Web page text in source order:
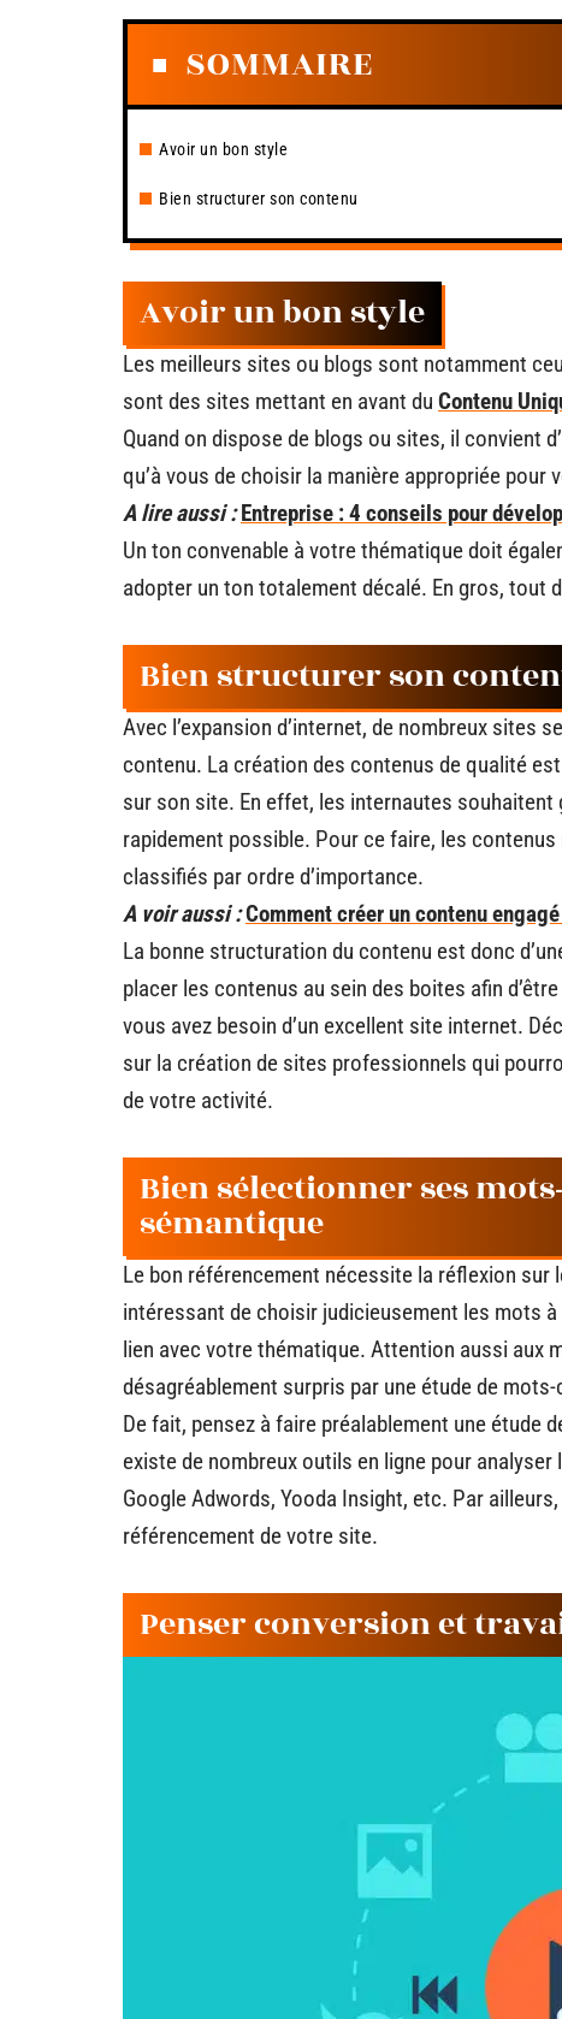
SOMMAIRE
Avoir un bon style
Bien structurer son contenu
Avoir un bon style
Les meilleurs sites ou blogs sont notamment
sont des sites mettant en avant du Contenu
Quand on dispose de blogs ou sites, il convient
qu’à vous de choisir la manière appropriée
A lire aussi : Entreprise : 4 conseils pour
Un ton convenable à votre thématique doit
adopter un ton totalement décalé. En gros, tout
Bien structurer son
Avec l’expansion d’internet, de nombreux sites
contenu. La création des contenus de qualité
sur son site. En effet, les internautes
rapidement possible. Pour ce faire, les
classifiés par ordre d’importance.
A voir aussi :Comment créer un contenu
La bonne structuration du contenu est donc
placer les contenus au sein des boites afin
vous avez besoin d’un excellent site internet.
sur la création de sites professionnels qui
de votre activité.
Bien sélectionner ses
sémantique
Le bon référencement nécessite la réflexion
intéressant de choisir judicieusement les mots
lien avec votre thématique. Attention aussi aux
désagréablement surpris par une étude de
De fait, pensez à faire préalablement une étude
existe de nombreux outils en ligne pour
Google Adwords, Yooda Insight, etc. Par
référencement de votre site.
Penser conversion et